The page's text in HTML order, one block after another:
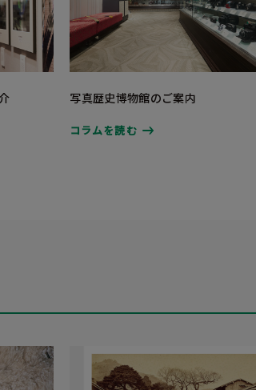
写真歴史博物館のご案内
コラムを読む